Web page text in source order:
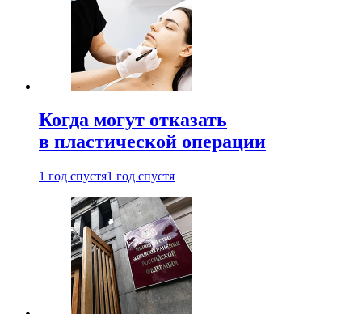
Когда могут отказать
в пластической операции
1 год спустя1 год спустя